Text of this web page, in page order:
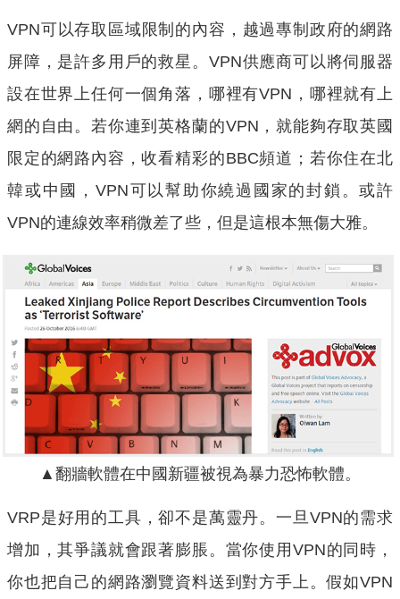
VPN可以存取區域限制的內容，越過專制政府的網路
屏障，是許多用戶的救星。VPN供應商可以將伺服器
設在世界上任何一個角落，哪裡有VPN，哪裡就有上
網的自由。若你連到英格蘭的VPN，就能夠存取英國
限定的網路內容，收看精彩的BBC頻道；若你住在北
韓或中國，VPN可以幫助你繞過國家的封鎖。或許
VPN的連線效率稍微差了些，但是這根本無傷大雅。
▲翻牆軟體在中國新疆被視為暴力恐怖軟體。
VRP是好用的工具，卻不是萬靈丹。一旦VPN的需求
增加，其爭議就會跟著膨脹。當你使用VPN的同時，
你也把自己的網路瀏覽資料送到對方手上。假如VPN